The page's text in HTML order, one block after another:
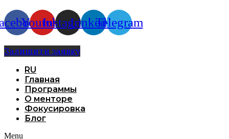
YoutubeInstagramLinkedinTelegram
Залишити заявку
RU
Главная
Программы
О менторе
Фокусировка
Блог
Menu